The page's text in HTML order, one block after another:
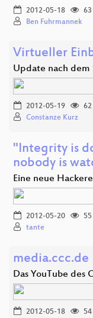
2012-05-18
63
Ben Fuhrmannek
Virtueller
Update nach
2012-05-19
62
Constanze Kurz
"Integrity is
nobody is
Eine neue
2012-05-20
55
tante
media.ccc.de
Das YouTube des
2012-05-18 54